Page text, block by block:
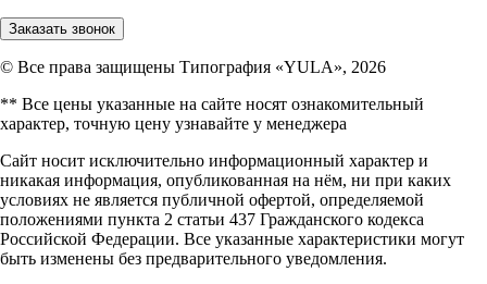
Заказать звонок
© Все права защищены Типография «YULA», 2026
** Все цены указанные на сайте носят ознакомительный
характер, точную цену узнавайте у менеджера
Сайт носит исключительно информационный характер и
никакая информация, опубликованная на нём, ни при каких
условиях не является публичной офертой, определяемой
положениями пункта 2 статьи 437 Гражданского кодекса
Российской Федерации. Все указанные характеристики могут
быть изменены без предварительного уведомления.